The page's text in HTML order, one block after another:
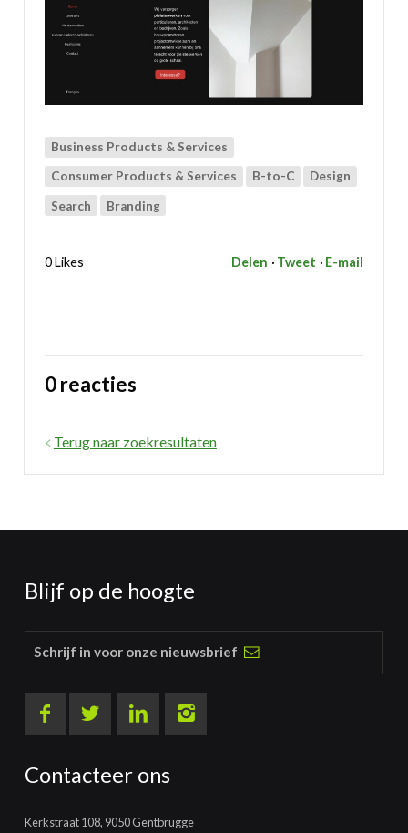
Business Products & Services
Consumer Products & Services B-to-C Design
Search Branding
0 Likes Delen Tweet E-mail
0 reacties
Terug naar zoekresultaten
Blijf op de hoogte
Schrijf in voor onze nieuwsbrief
Contacteer ons
Kerkstraat 108, 9050 Gentbrugge